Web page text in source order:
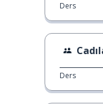
Ders
Ders